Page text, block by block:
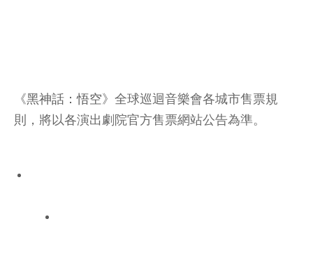
《黑神話：悟空》全球巡迴音樂會各城市售票規
則，將以各演出劇院官方售票網站公告為準。